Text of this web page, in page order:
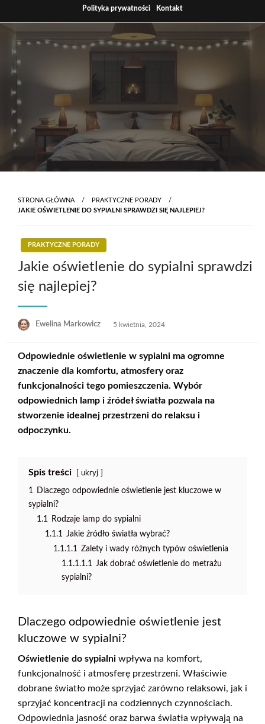
to
Polityka prywatności Kontakt
STRONA GŁÓWNA
PRAKTYCZNE PORADY
JAKIE OŚWIETLENIE DO SYPIALNI SPRAWDZI SIĘ NAJLEPIEJ?
PRAKTYCZNE PORADY
Jakie oświetlenie do sypialni sprawdzi
się najlepiej?
Ewelina Markowicz
Opublikowane
5 kwietnia, 2024
Odpowiednie oświetlenie w sypialni ma ogromne
znaczenie dla komfortu, atmosfery oraz
funkcjonalności tego pomieszczenia. Wybór
odpowiednich lamp i źródeł światła pozwala na
stworzenie idealnej przestrzeni do relaksu i
odpoczynku.
Spis treści ukryj
1 Dlaczego odpowiednie oświetlenie jest kluczowe w
sypialni?
1.1 Rodzaje lamp do sypialni
1.1.1 Jakie źródło światła wybrać?
1.1.1.1 Zalety i wady różnych typów oświetlenia
1.1.1.1.1 Jak dobrać oświetlenie do metrażu
sypialni?
Dlaczego odpowiednie oświetlenie jest
kluczowe w sypialni?
Oświetlenie do sypialni wpływa na komfort,
funkcjonalność i atmosferę przestrzeni. Właściwie
dobrane światło może sprzyjać zarówno relaksowi, jak i
sprzyjać koncentracji na codziennych czynnościach.
Odpowiednia jasność oraz barwa światła wpływają na